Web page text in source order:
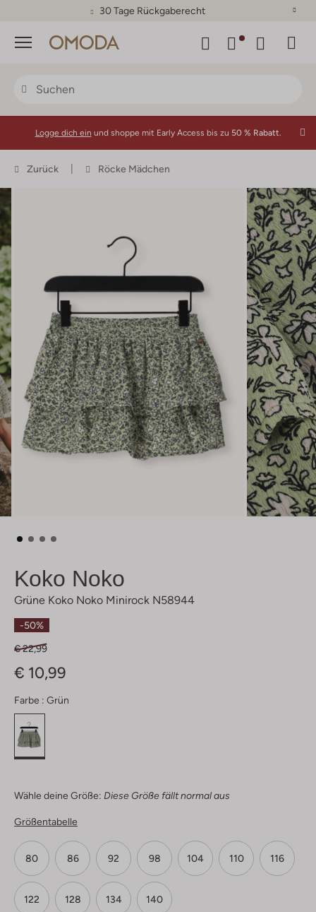
30 Tage Rückgaberecht
Menü
Logge dich ein und shoppe mit Early Access bis zu 50 % Rabatt.
Zurück Röcke Mädchen
Koko Noko
Grüne Koko Noko Minirock N58944
-50%
€ 22,99
€ 10,99
Farbe : Grün
Wähle deine Größe: Diese Größe fällt normal aus
Größentabelle
80 86 92 98 104 110 116
122 128 134 140